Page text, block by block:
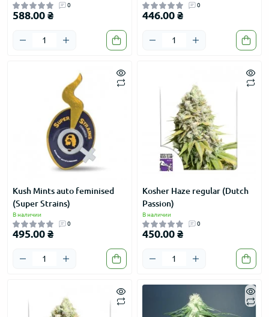
0
588.00 ₴
0
446.00 ₴
Kush Mints auto feminised
(Super Strains)
В наличии
0
495.00 ₴
Kosher Haze regular (Dutch
Passion)
В наличии
0
450.00 ₴